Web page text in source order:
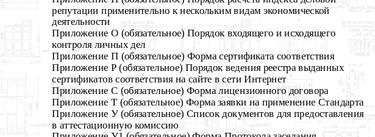
репутации применительно к нескольким видам экономической
деятельности
Приложение О (обязательное) Порядок входящего и исходящего
контроля личных дел
Приложение П (обязательное) Форма сертификата соответствия
Приложение Р (обязательное) Порядок ведения реестра выданных
сертификатов соответствия на сайте в сети Интернет
Приложение С (обязательное) Форма лицензионного договора
Приложение Т (обязательное) Форма заявки на применение Стандарта
Приложение У (обязательное) Список документов для предоставления
в аттестационную комиссию